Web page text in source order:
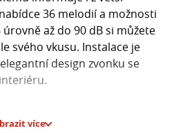
36 melodií a možnosti
až do 90 dB si můžete
svého vkusu. Instalace je
design zvonku se
230 V AC
více